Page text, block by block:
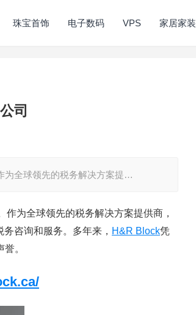
珠宝首饰 电子数码 VPS 家居家装
司
为全球领先的税务解决方案提…
作为全球领先的税务解决方案提供商，
咨询和服务。多年来， H&R Block凭
。